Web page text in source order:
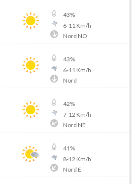
43%
6-11 Km/h
Nord NO
43%
6-11 Km/h
Nord
42%
7-12 Km/h
Nord NE
41%
8-12 Km/h
Nord E